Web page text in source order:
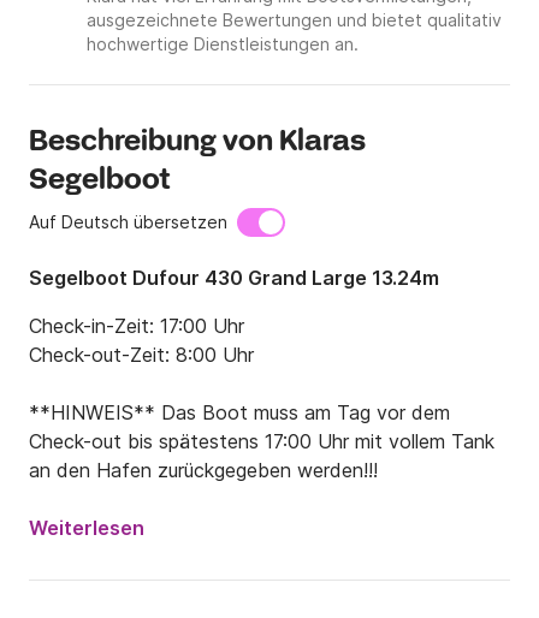
ausgezeichnete Bewertungen und bietet qualitativ
hochwertige Dienstleistungen an.
Beschreibung von Klaras
Segelboot
Auf Deutsch übersetzen
Segelboot Dufour 430 Grand Large 13.24m
Check-in-Zeit: 17:00 Uhr
Check-out-Zeit: 8:00 Uhr
**HINWEIS** Das Boot muss am Tag vor dem
Check-out bis spätestens 17:00 Uhr mit vollem Tank
an den Hafen zurückgegeben werden!!!
Weiterlesen